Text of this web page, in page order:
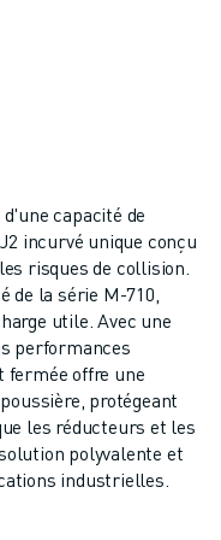
BLANCHES
capacité de
incurvé unique conçu
risques de collision.
de la série M-710,
utile. Avec une
performances
fermée offre une
protégeant
les réducteurs et les
polyvalente et
industrielles.